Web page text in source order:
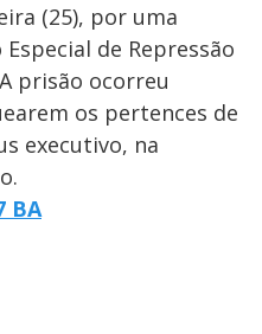
(25), por uma
Especial de Repressão
prisão ocorreu
os pertences de
executivo, na
BA